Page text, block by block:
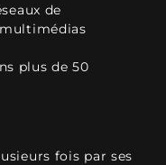
de
plus de 50
fois par ses